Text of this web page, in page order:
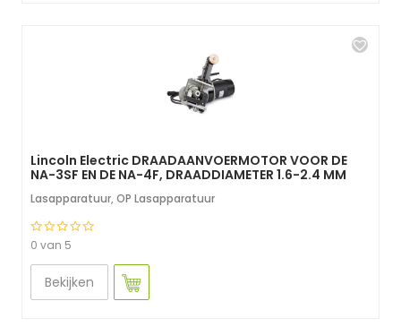
Lincoln Electric DRAADAANVOERMOTOR VOOR DE
NA-3SF EN DE NA-4F, DRAADDIAMETER 1.6-2.4 MM
Lasapparatuur, OP Lasapparatuur
0 van 5
Bekijken